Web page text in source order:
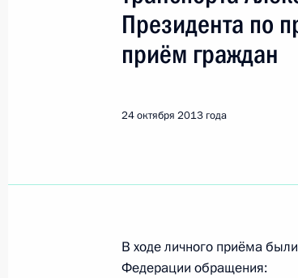
19 апреля 2017 года,
исполняющий
Российской Федерации
Президента по
приём граждан
24 октября 2013 года
В ходе личного приёма
Федерации обращения: